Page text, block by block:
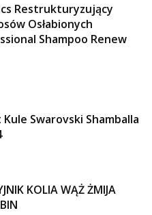
Restrukturyzujący
Osłabionych
Shampoo Renew
Swarovski Shamballa
KOLIA WĄŻ ŻMIJA